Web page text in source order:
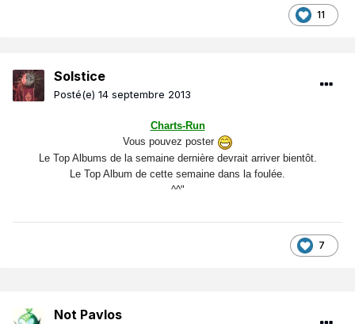
11
Solstice
Posté(e) 14 septembre 2013
Charts-Run
Vous pouvez poster
Le Top Albums de la semaine dernière devrait arriver bientôt.
Le Top Album de cette semaine dans la foulée.
^^"
7
Not Pavlos